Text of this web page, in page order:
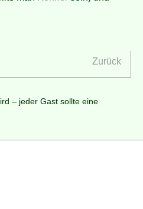
Zurück
– jeder Gast sollte eine